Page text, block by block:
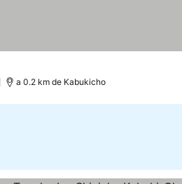
a 0.2 km de Kabukicho